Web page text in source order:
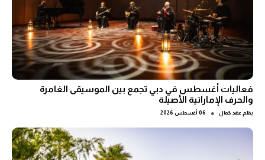
فعاليات أغسطس في دبي تجمع بين الموسيقى الغامرة
والحرف الإماراتية الأصيلة
بقلم عهد كمال ● 06 أغسطس 2026